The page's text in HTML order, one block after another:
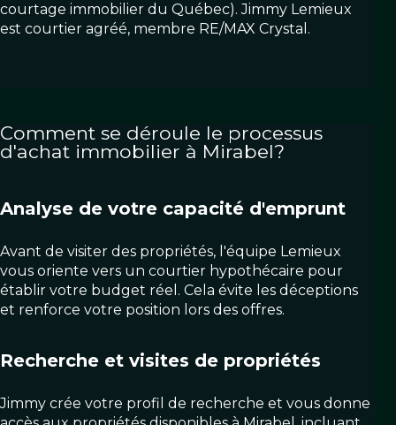
courtage immobilier du Québec). Jimmy Lemieux
est courtier agréé, membre RE/MAX Crystal.
Comment se déroule le processus
d'achat immobilier à Mirabel?
Analyse de votre capacité d'emprunt
Avant de visiter des propriétés, l'équipe Lemieux
vous oriente vers un courtier hypothécaire pour
établir votre budget réel. Cela évite les déceptions
et renforce votre position lors des offres.
Recherche et visites de propriétés
Jimmy crée votre profil de recherche et vous donne